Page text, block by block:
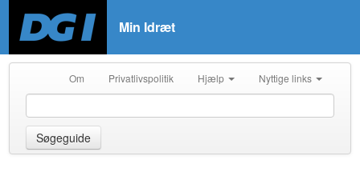
Min Idræt
Om Privatlivspolitik Hjælp Nyttige links
Søgeguide